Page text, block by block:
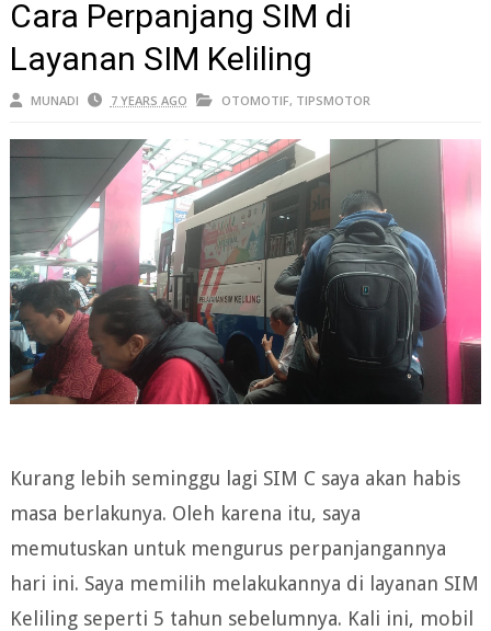
Cara Perpanjang SIM di
Layanan SIM Keliling
MUNADI 7 YEARS AGO OTOMOTIF, TIPSMOTOR
Kurang lebih seminggu lagi SIM C saya akan habis
masa berlakunya. Oleh karena itu, saya
memutuskan untuk mengurus perpanjangannya
hari ini. Saya memilih melakukannya di layanan SIM
Keliling seperti 5 tahun sebelumnya. Kali ini, mobil